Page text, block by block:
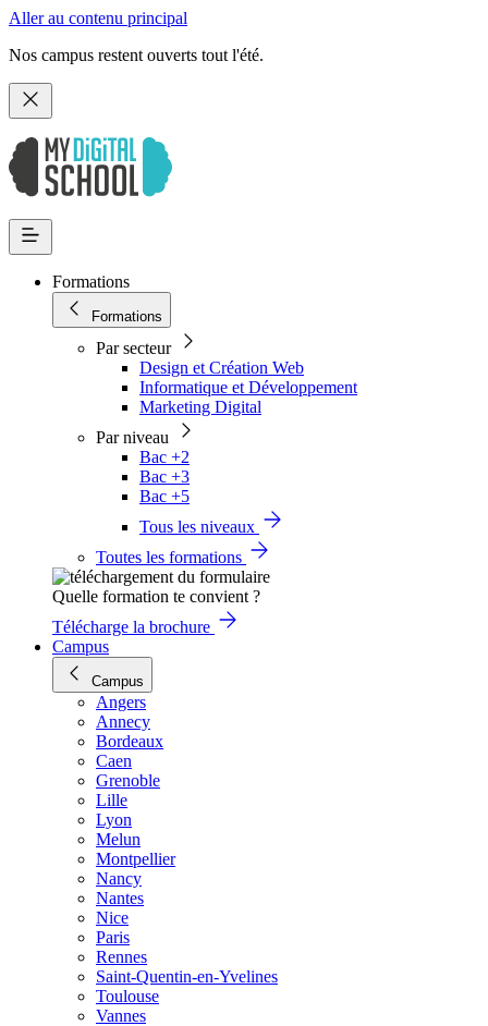
Aller au contenu principal
Nos campus restent ouverts tout l'été.
Formations
Formations
Par secteur
Design et Création Web
Informatique et Développement
Marketing Digital
Par niveau
Bac +2
Bac +3
Bac +5
Tous les niveaux
Toutes les formations
Quelle formation te convient ?
Télécharge la brochure
Campus
Campus
Angers
Annecy
Bordeaux
Caen
Grenoble
Lille
Lyon
Melun
Montpellier
Nancy
Nantes
Nice
Paris
Rennes
Saint-Quentin-en-Yvelines
Toulouse
Vannes